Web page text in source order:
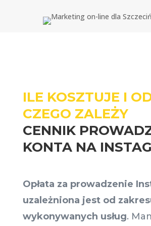
ILE KOSZTUJE I
CZEGO ZALEŻY
CENNIK
KONTA NA
Opłata za prowadzenie
uzależniona jest od
wykonywanych usług.